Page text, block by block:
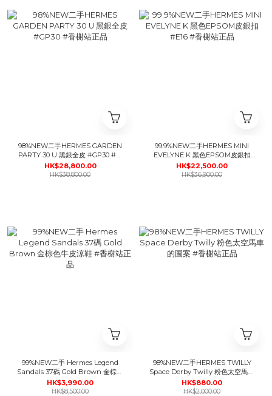
98%NEW二手HERMES GARDEN
PARTY 30 U 黑銀全皮 #GP30 #香
榭站正品
HK$28,800.00
HK$38,800.00
99.9%NEW二手HERMES MINI
EVELYNE K 黑色EPSOM皮銀扣
#E16 #香榭站正品
HK$22,500.00
HK$36,900.00
99%NEW二手 Hermes Legend
Sandals 37碼 Gold Brown 金棕色
牛皮涼鞋 #香榭站正品
HK$3,990.00
HK$8,500.00
98%NEW二手HERMES TWILLY
Space Derby Twilly 粉色太空馬車
的圖案 #香榭站正品
HK$880.00
HK$2,000.00